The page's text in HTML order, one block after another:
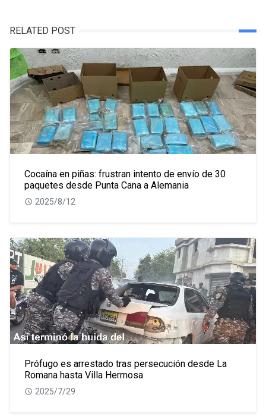
RELATED POST
Cocaína en piñas: frustran intento de envío de 30
paquetes desde Punta Cana a Alemania
2025/8/12
Prófugo es arrestado tras persecución desde La
Romana hasta Villa Hermosa
2025/7/29